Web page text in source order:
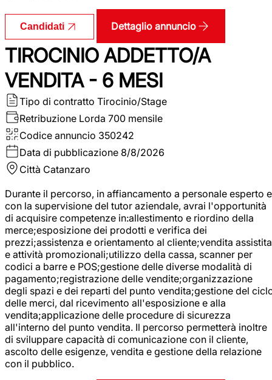
Candidati Dettaglio annuncio
TIROCINIO ADDETTO/A
VENDITA - 6 MESI
Tipo di contratto Tirocinio/Stage
Retribuzione Lorda 700 mensile
Codice annuncio 350242
Data di pubblicazione 8/8/2026
Città Catanzaro
Durante il percorso, in affiancamento a personale esperto e
con la supervisione del tutor aziendale, avrai l'opportunità
di acquisire competenze in:allestimento e riordino della
merce;esposizione dei prodotti e verifica dei
prezzi;assistenza e orientamento al cliente;vendita assistita
e attività promozionali;utilizzo della cassa, scanner per
codici a barre e POS;gestione delle diverse modalità di
pagamento;registrazione delle vendite;organizzazione
degli spazi e dei reparti del punto vendita;gestione del
delle merci, dal ricevimento all'esposizione e alla
vendita;applicazione delle procedure di sicurezza
all'interno del punto vendita. Il percorso permetterà inoltre
di sviluppare capacità di comunicazione con il cliente,
ascolto delle esigenze, vendita e gestione della relazione
con il pubblico.